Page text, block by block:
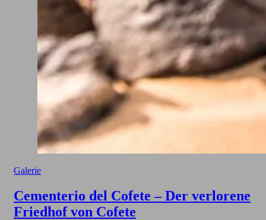
Galerie
Cementerio del Cofete – Der verlorene
Friedhof von Cofete